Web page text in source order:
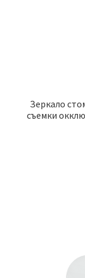
Зеркало
съемки